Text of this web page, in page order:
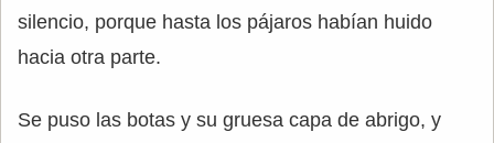
silencio, porque hasta los pájaros habían huido
hacia otra parte.
Se puso las botas y su gruesa capa de abrigo, y